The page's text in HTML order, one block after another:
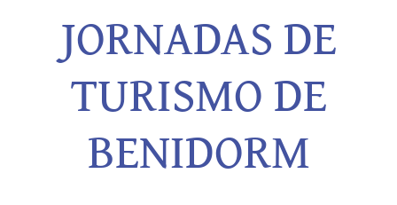
JORNADAS DE
TURISMO DE
BENIDORM